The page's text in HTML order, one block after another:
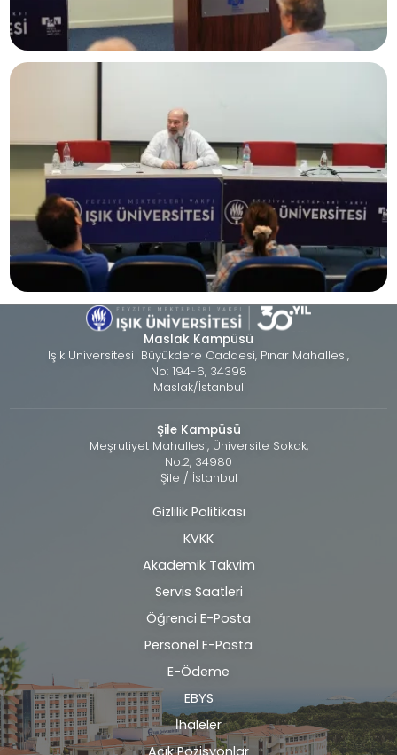
Maslak Kampüsü
Işık Üniversitesi Büyükdere Caddesi, Pınar Mahallesi,
No: 194-6, 34398
Maslak/İstanbul
Şile Kampüsü
Meşrutiyet Mahallesi, Üniversite Sokak,
No:2, 34980
Şile / İstanbul
Alt
bilgi
Gizlilik Politikası
KVKK
Akademik Takvim
Servis Saatleri
Öğrenci E-Posta
Personel E-Posta
E-Ödeme
EBYS
İhaleler